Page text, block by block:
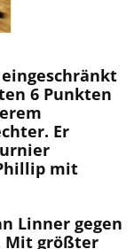
6 Punkten
Er
mit
Linner gegen
Mit größter